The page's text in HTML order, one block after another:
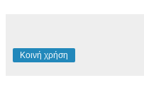
Κοινή χρήση